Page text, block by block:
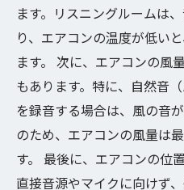
ます。リスニングルームは
り、エアコンの温度が低い
ます。 次に、エアコンの風
もあります。特に、自然音
を録音する場合は、風の音
のため、エアコンの風量は
す。 最後に、エアコンの位
直接音源やマイクに向けず